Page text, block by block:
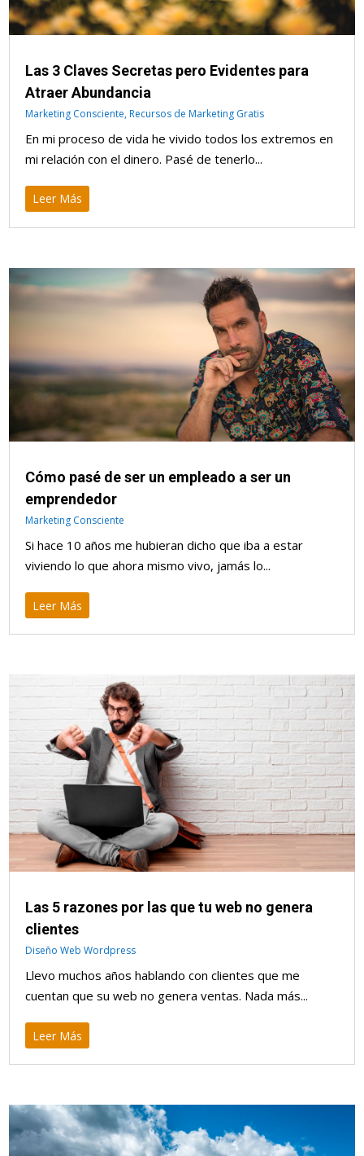
Las 3 Claves Secretas pero Evidentes para
Atraer Abundancia
Marketing Consciente, Recursos de Marketing Gratis
En mi proceso de vida he vivido todos los extremos en
mi relación con el dinero. Pasé de tenerlo...
Leer Más
Cómo pasé de ser un empleado a ser un
emprendedor
Marketing Consciente
Si hace 10 años me hubieran dicho que iba a estar
viviendo lo que ahora mismo vivo, jamás lo...
Leer Más
Las 5 razones por las que tu web no genera
clientes
Diseño Web Wordpress
Llevo muchos años hablando con clientes que me
cuentan que su web no genera ventas. Nada más...
Leer Más